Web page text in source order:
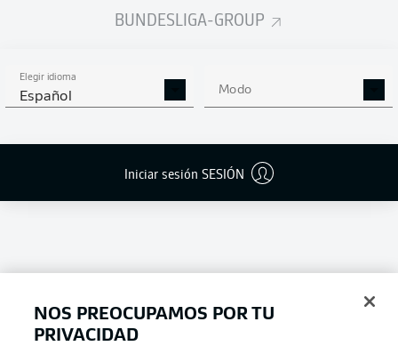
BUNDESLIGA-GROUP
Elegir idioma
Español Modo
Iniciar sesión SESIÓN
NOS PREOCUPAMOS POR TU
PRIVACIDAD